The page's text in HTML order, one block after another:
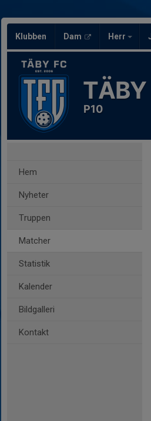
Klubben Dam Herr
TÄBY
P10
Hem
Nyheter
Truppen
Matcher
Statistik
Kalender
Bildgalleri
Kontakt